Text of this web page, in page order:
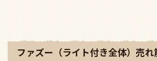
ファズー（ライト付き全体）売